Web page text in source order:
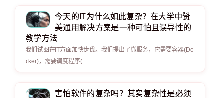
今天的IT为什么如此复杂？在大学中赞
美通用解决方案是一种可怕且误导性的
教学方法
我们试图在IT方面加快步伐。我们提出了微服务，它需要容器(Do
cker)，需要调度程序(.
害怕软件的复杂吗？其实复杂性是必须